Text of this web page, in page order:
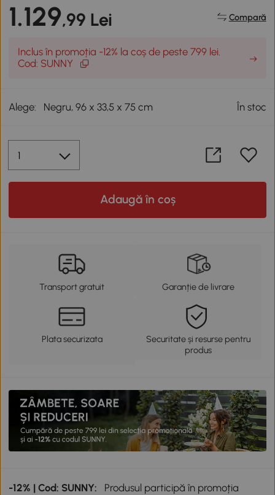
1.129,99 Lei Compară
Inclus în promoția -12% la coș de peste 799 lei.
Cod: SUNNY
Alege: Negru, 96 x 33,5 x 75 cm În stoc
Adaugă în coș
Transport gratuit Garanție de livrare
Plata securizata
Securitate și resurse pentru
produs
-12% | Cod: SUNNY:
Produsul participă în promoția